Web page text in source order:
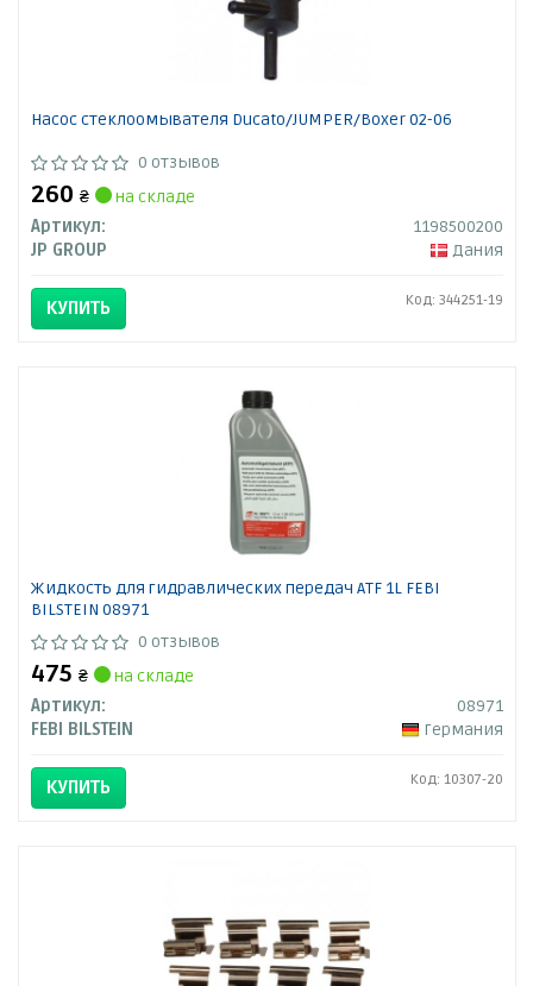
Насос стеклоомывателя Ducato/JUMPER/Boxer 02-06
0 отзывов
260 ₴
на складе
Артикул:
1198500200
JP GROUP
Дания
КУПИТЬ Код: 344251-19
Жидкость для гидравлических передач ATF 1L FEBI
BILSTEIN 08971
0 отзывов
475 ₴
на складе
Артикул:
08971
FEBI BILSTEIN
Германия
КУПИТЬ Код: 10307-20